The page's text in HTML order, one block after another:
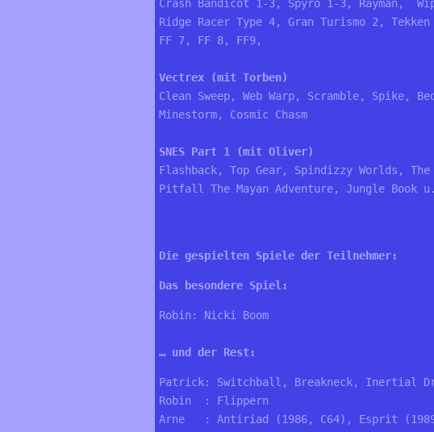
Crash Bandicot 1-3, Spyro 1-3, Rayman,
Ridge Racer Type 4, Gran Turismo 2,
FF 7, FF 8, FF9,
Vectrex (mit Torben)
Clean Sweep, Web Warp, Scramble, Spike,
Minestorm, Cosmic Chasm
SNES Part 1 (mit Oliver)
Flashback, Top Gear, Spindizzy Worlds,
Pitfall The Mayan Adventure, Jungle Book
Die gespielten Spiele der Teilnehmer:
Das besondere Spiel:
Robin: Nicki Boom
… und der Rest:
Patrick: Switchball, Breakneck, Inertial
Robin  : Flippern
Arne   : Antiriad (1986, C64), Esprit